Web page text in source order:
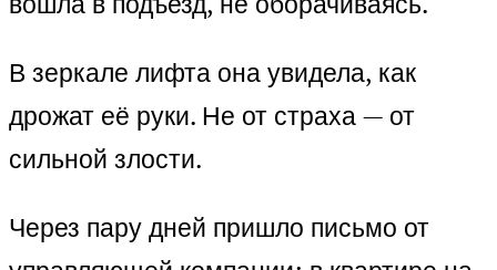
В зеркале лифта она увидела, как
дрожат её руки. Не от страха — от
сильной злости.
Через пару дней пришло письмо от